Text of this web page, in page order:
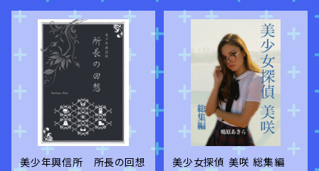
美少年興信所 所長の回想
美少女探偵 美咲 総集編